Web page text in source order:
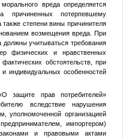
вреда определяется
причиненных потерпевшему
степени вины причинителя
возмещения вреда. При
учитываться требования
физических и нравственных
обстоятельств, при
индивидуальных особенностей
прав потребителей»
вследствие нарушения
уполномоченной организацией
импортером)
и правовыми актами